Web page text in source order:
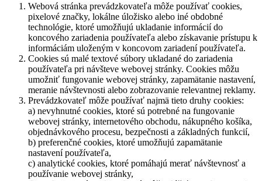
Webová stránka prevádzkovateľa môže používať cookies,
pixelové značky, lokálne úložisko alebo iné obdobné
technológie, ktoré umožňujú ukladanie informácií do
koncového zariadenia používateľa alebo získavanie prístupu k
informáciám uloženým v koncovom zariadení používateľa.
Cookies sú malé textové súbory ukladané do zariadenia
používateľa pri návšteve webovej stránky. Cookies môžu
umožniť fungovanie webovej stránky, zapamätanie nastavení,
meranie návštevnosti alebo zobrazovanie relevantnej reklamy.
Prevádzkovateľ môže používať najmä tieto druhy cookies:
a) nevyhnutné cookies, ktoré sú potrebné na fungovanie
webovej stránky, internetového obchodu, nákupného košíka,
objednávkového procesu, bezpečnosti a základných funkcií,
b) preferenčné cookies, ktoré umožňujú zapamätanie
nastavení používateľa,
c) analytické cookies, ktoré pomáhajú merať návštevnosť a
používanie webovej stránky,